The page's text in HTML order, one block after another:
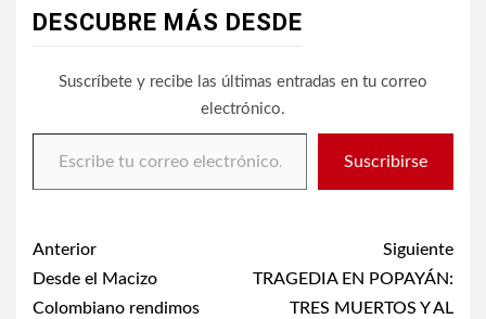
DESCUBRE MÁS DESDE
Suscríbete y recibe las últimas entradas en tu correo
electrónico.
Escribe tu correo electrónico…
Suscribirse
Post
navigation
Anterior
Desde el Macizo
Colombiano rendimos
Siguiente
TRAGEDIA EN POPAYÁN:
TRES MUERTOS Y AL